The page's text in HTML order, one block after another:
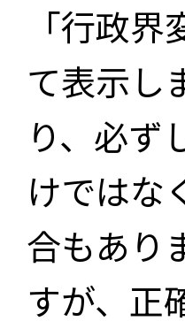
「行政
て表示し
り、必ず
けではな
合もあり
すが、正